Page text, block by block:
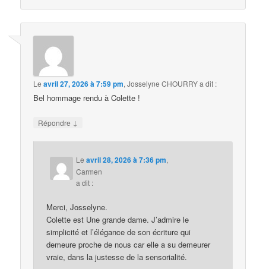
Leavril 27, 2026 à 7:59 pm,Josselyne CHOURRYa dit :
Bel hommage rendu à Colette !
Répondre ↓
Leavril 28, 2026 à 7:36 pm,
Carmen
a dit :
Merci, Josselyne.
Colette est Une grande dame. J’admire le
simplicité et l’élégance de son écriture qui
demeure proche de nous car elle a su demeurer
vraie, dans la justesse de la sensorialité.